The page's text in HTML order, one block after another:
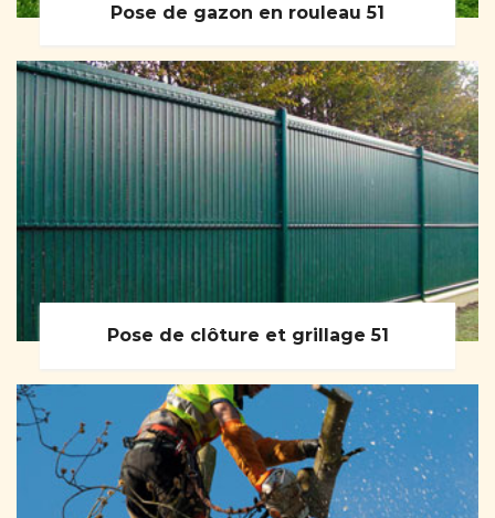
Pose de gazon en rouleau 51
Pose de clôture et grillage 51